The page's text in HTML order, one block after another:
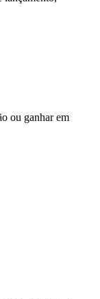
ou ganhar em